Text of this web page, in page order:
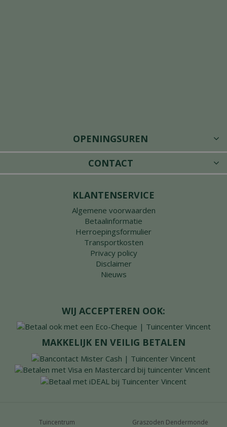
OPENINGSUREN
CONTACT
KLANTENSERVICE
Algemene voorwaarden
Betaalinformatie
Herroepingsformulier
Transportkosten
Privacy policy
Disclaimer
Nieuws
WIJ ACCEPTEREN OOK:
MAKKELIJK EN VEILIG BETALEN
Tuincentrum Graszoden Dendermonde